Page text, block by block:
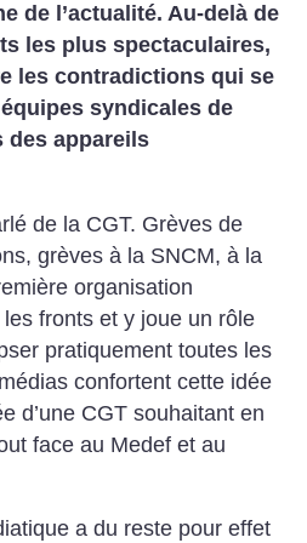
de l’actualité. Au-delà de
les plus spectaculaires,
les contradictions qui se
syndicales de
des appareils
de la CGT. Grèves de
grèves à la SNCM, à la
organisation
fronts et y joue un rôle
pratiquement toutes les
confortent cette idée
d’une CGT souhaitant en
face au Medef et au
a du reste pour effet